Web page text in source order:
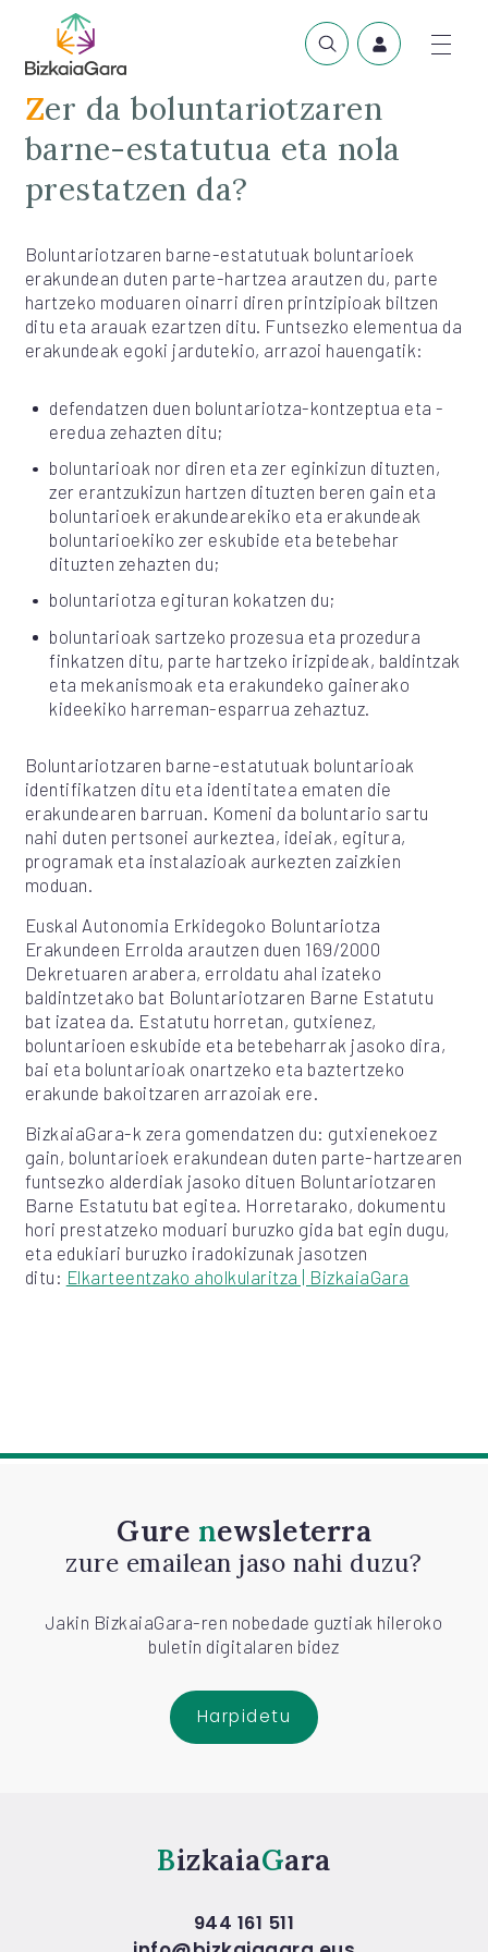
Zer da boluntariotzaren
barne-estatutua eta nola
prestatzen da?
Boluntariotzaren barne-estatutuak boluntarioek
erakundean duten parte-hartzea arautzen du, parte
hartzeko moduaren oinarri diren printzipioak biltzen
ditu eta arauak ezartzen ditu. Funtsezko elementua da
erakundeak egoki jardutekio, arrazoi hauengatik:
defendatzen duen boluntariotza-kontzeptua eta -
eredua zehazten ditu;
boluntarioak nor diren eta zer eginkizun dituzten,
zer erantzukizun hartzen dituzten beren gain eta
boluntarioek erakundearekiko eta erakundeak
boluntarioekiko zer eskubide eta betebehar
dituzten zehazten du;
boluntariotza egituran kokatzen du;
boluntarioak sartzeko prozesua eta prozedura
finkatzen ditu, parte hartzeko irizpideak, baldintzak
eta mekanismoak eta erakundeko gainerako
kideekiko harreman-esparrua zehaztuz.
Boluntariotzaren barne-estatutuak boluntarioak
identifikatzen ditu eta identitatea ematen die
erakundearen barruan. Komeni da boluntario sartu
nahi duten pertsonei aurkeztea, ideiak, egitura,
programak eta instalazioak aurkezten zaizkien
moduan.
Euskal Autonomia Erkidegoko Boluntariotza
Erakundeen Errolda arautzen duen 169/2000
Dekretuaren arabera, erroldatu ahal izateko
baldintzetako bat Boluntariotzaren Barne Estatutu
bat izatea da. Estatutu horretan, gutxienez,
boluntarioen eskubide eta betebeharrak jasoko dira,
bai eta boluntarioak onartzeko eta baztertzeko
erakunde bakoitzaren arrazoiak ere.
BizkaiaGara-k zera gomendatzen du: gutxienekoez
gain, boluntarioek erakundean duten parte-hartzearen
funtsezko alderdiak jasoko dituen Boluntariotzaren
Barne Estatutu bat egitea. Horretarako, dokumentu
hori prestatzeko moduari buruzko gida bat egin dugu,
eta edukiari buruzko iradokizunak jasotzen
ditu: Elkarteentzako aholkularitza | BizkaiaGara
Gure newsleterra
zure emailean jaso nahi duzu?
Jakin BizkaiaGara-ren nobedade guztiak hileroko
buletin digitalaren bidez
Harpidetu
Bizkaia Gara
944 161 511